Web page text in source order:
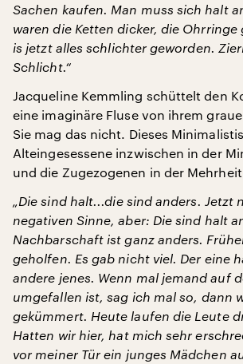
Sachen kaufen. Man muss sich halt
waren die Ketten dicker, die Ohrringe
is jetzt alles schlichter geworden.
Schlicht.“
Jacqueline Kemmling schüttelt den
eine imaginäre Fluse von ihrem
Sie mag das nicht. Dieses
Alteingesessene inzwischen in der
und die Zugezogenen in der
„Die sind halt...die sind anders. Jetzt
negativen Sinne, aber: Die sind halt
Nachbarschaft ist ganz anders.
geholfen. Es gab nicht viel. Der eine
andere jenes. Wenn mal jemand auf
umgefallen ist, sag ich mal so, dann
gekümmert. Heute laufen die Leute
Hatten wir hier, hat mich sehr
vor meiner Tür ein junges Mädchen